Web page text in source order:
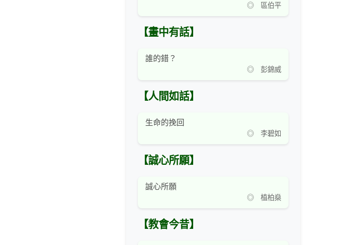
◎ 區伯平
【畫中有話】
誰的錯？
◎ 彭錦威
【人間如話】
生命的挽回
◎ 李碧如
【誠心所願】
誠心所願
◎ 植柏燊
【教會今昔】